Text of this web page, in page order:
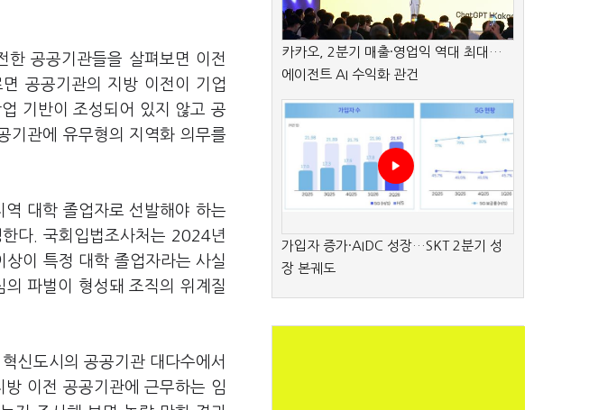
공공기관들을 살펴보면 이전
공공기관의 지방 이전이 기업
기반이 조성되어 있지 않고 공
기관에 유무형의 지역화 의무를
역 대학 졸업자로 선발해야 하는
다. 국회입법조사처는 2024년
이 특정 대학 졸업자라는 사실
파벌이 형성돼 조직의 위계질
신도시의 공공기관 대다수에서
이전 공공기관에 근무하는 임
카카오, 2분기 매출·영업익 역대 최대…
에이전트 AI 수익화 관건
가입자 증가·AIDC 성장…SKT 2분기 성
장 본궤도